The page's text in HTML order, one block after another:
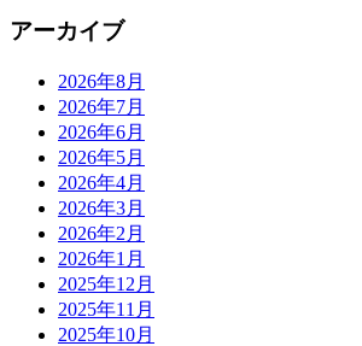
アーカイブ
2026年8月
2026年7月
2026年6月
2026年5月
2026年4月
2026年3月
2026年2月
2026年1月
2025年12月
2025年11月
2025年10月